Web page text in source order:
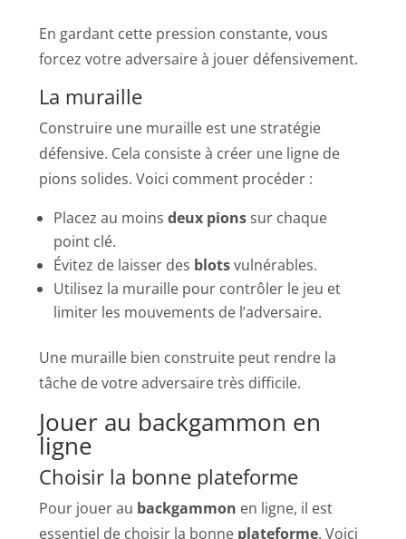
En gardant cette pression constante, vous
forcez votre adversaire à jouer défensivement.
La muraille
Construire une muraille est une stratégie
défensive. Cela consiste à créer une ligne de
pions solides. Voici comment procéder :
Placez au moinsdeux pions sur chaque
point clé.
Évitez de laisser des blotsvulnérables.
Utilisez la muraille pour contrôler le jeu et
limiter les mouvements de l’adversaire.
Une muraille bien construite peut rendre la
tâche de votre adversaire très difficile.
Jouer au backgammon en
ligne
Choisir la bonne plateforme
Pour jouer au backgammon en ligne, il est
essentiel de choisir la bonne plateforme. Voici